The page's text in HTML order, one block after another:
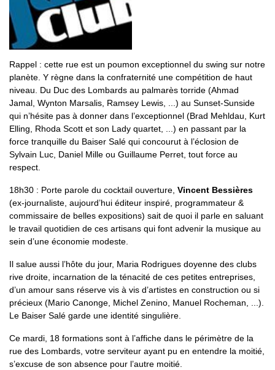
Rappel : cette rue est un poumon exceptionnel du swing sur notre
planète. Y règne dans la confraternité une compétition de haut
niveau. Du Duc des Lombards au palmarès torride (Ahmad
Jamal, Wynton Marsalis, Ramsey Lewis, ...) au Sunset-Sunside
qui n’hésite pas à donner dans l’exceptionnel (Brad Mehldau, Kurt
Elling, Rhoda Scott et son Lady quartet, ...) en passant par la
force tranquille du Baiser Salé qui concourut à l’éclosion de
Sylvain Luc, Daniel Mille ou Guillaume Perret, tout force au
respect.
18h30 : Porte parole du cocktail ouverture, Vincent Bessières
(ex-journaliste, aujourd’hui éditeur inspiré, programmateur &
commissaire de belles expositions) sait de quoi il parle en saluant
le travail quotidien de ces artisans qui font advenir la musique au
sein d’une économie modeste.
Il salue aussi l’hôte du jour, Maria Rodrigues doyenne des clubs
rive droite, incarnation de la ténacité de ces petites entreprises,
d’un amour sans réserve vis à vis d’artistes en construction ou si
précieux (Mario Canonge, Michel Zenino, Manuel Rocheman, ...).
Le Baiser Salé garde une identité singulière.
Ce mardi, 18 formations sont à l’affiche dans le périmètre de la
rue des Lombards, votre serviteur ayant pu en entendre la moitié,
s’excuse de son absence pour l’autre moitié.